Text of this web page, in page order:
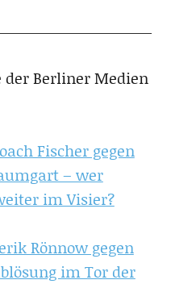
der Berliner Medien
Fischer gegen
– wer
im Visier?
Rönnow gegen
im Tor der